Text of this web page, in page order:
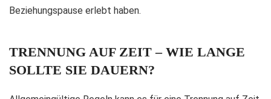
Beziehungspause erlebt haben.
TRENNUNG AUF ZEIT – WIE LANGE
SOLLTE SIE DAUERN?